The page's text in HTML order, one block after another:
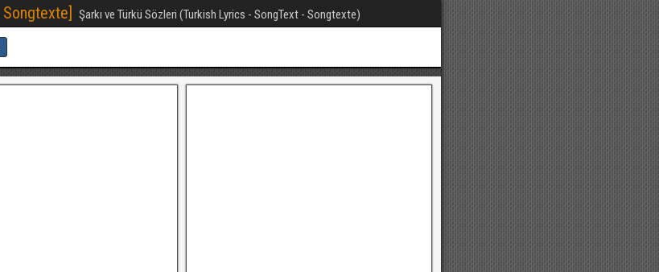
Şarkı ve Türkü Sözleri (Turkish Lyrics - SongText - Songtexte)